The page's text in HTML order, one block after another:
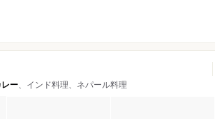
ー、インド料理、ネパール料理